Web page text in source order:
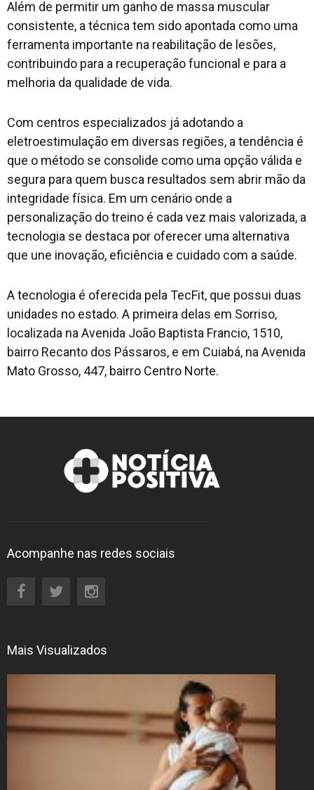
Além de permitir um ganho de massa muscular
consistente, a técnica tem sido apontada como uma
ferramenta importante na reabilitação de lesões,
contribuindo para a recuperação funcional e para a
melhoria da qualidade de vida.
Com centros especializados já adotando a
eletroestimulação em diversas regiões, a tendência é
que o método se consolide como uma opção válida e
segura para quem busca resultados sem abrir mão da
integridade física. Em um cenário onde a
personalização do treino é cada vez mais valorizada, a
tecnologia se destaca por oferecer uma alternativa
que une inovação, eficiência e cuidado com a saúde.
A tecnologia é oferecida pela TecFit, que possui duas
unidades no estado. A primeira delas em Sorriso,
localizada na Avenida João Baptista Francio, 1510,
bairro Recanto dos Pássaros, e em Cuiabá, na Avenida
Mato Grosso, 447, bairro Centro Norte.
Acompanhe nas redes sociais
Mais Visualizados